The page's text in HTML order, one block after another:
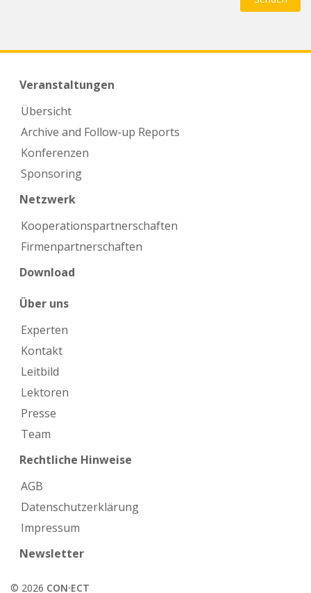
Veranstaltungen
Übersicht
Archive and Follow-up Reports
Konferenzen
Sponsoring
Netzwerk
Kooperations­partnerschaften
Firmen­partnerschaften
Download
Über uns
Experten
Kontakt
Leitbild
Lektoren
Presse
Team
Rechtliche Hinweise
AGB
Datenschutzerklärung
Impressum
Newsletter
© 2026 CON·ECT